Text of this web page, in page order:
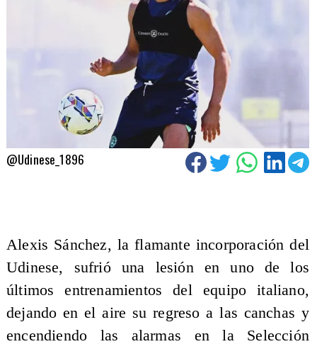
@Udinese_1896
Alexis Sánchez, la flamante incorporación del
Udinese, sufrió una lesión en uno de los
últimos entrenamientos del equipo italiano,
dejando en el aire su regreso a las canchas y
encendiendo las alarmas en la Selección